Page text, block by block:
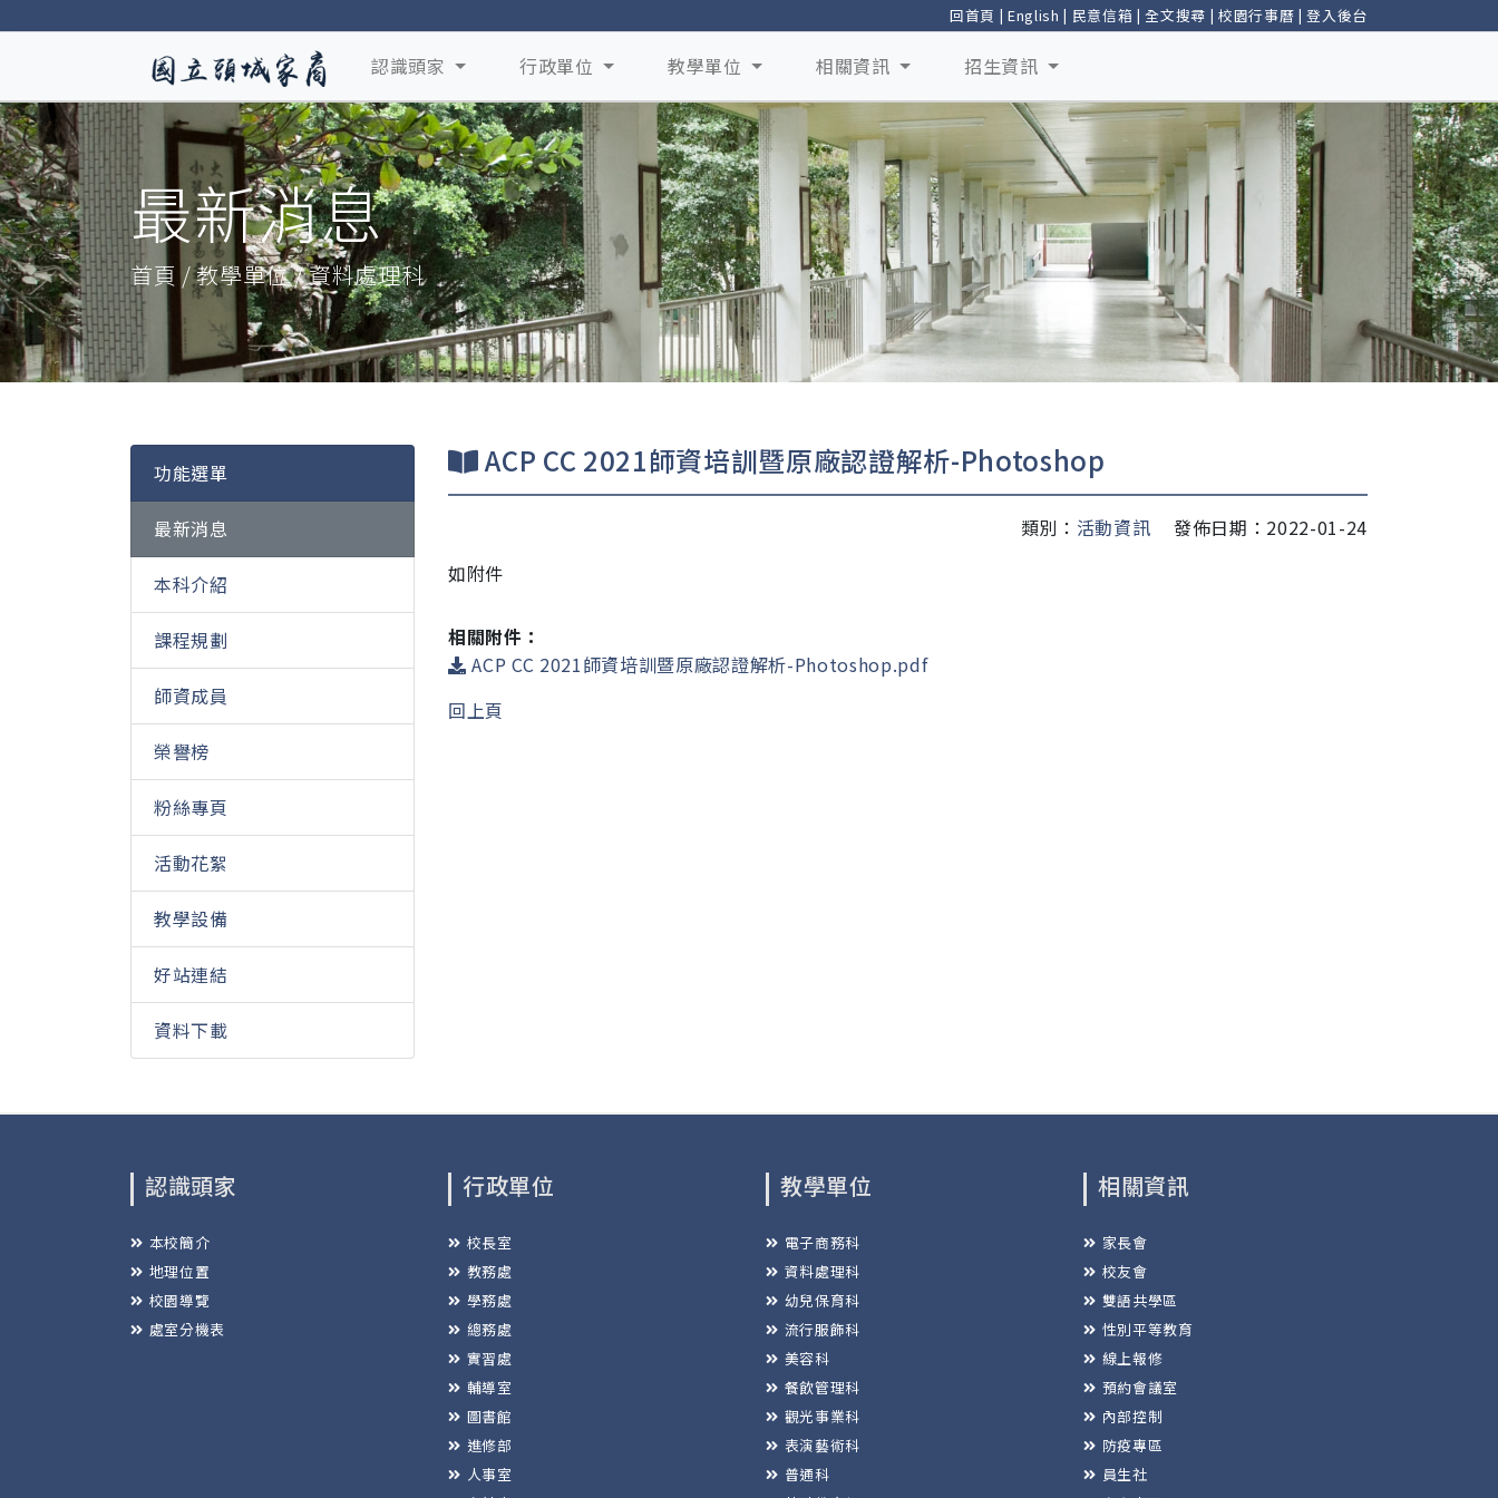
回首頁 | English | 民意信箱 |全文搜尋 | 校園行事曆 |登入後台
認識頭家 行政單位 教學單位 相關資訊 招生資訊
最新消息
首頁 / 教學單位 / 資料處理科
功能選單
最新消息
本科介紹
課程規劃
師資成員
榮譽榜
粉絲專頁
活動花絮
教學設備
好站連結
資料下載
ACP CC 2021師資培訓暨原廠認證解析-Photoshop
類別： 活動資訊
發佈日期：2022-01-24
如附件
相關附件：
ACP CC 2021師資培訓暨原廠認證解析-Photoshop.pdf
回上頁
認識頭家
本校簡介
地理位置
校園導覽
處室分機表
行政單位
校長室
教務處
學務處
總務處
實習處
輔導室
圖書館
進修部
人事室
教學單位
電子商務科
資料處理科
幼兒保育科
流行服飾科
美容科
餐飲管理科
觀光事業科
表演藝術科
普通科
相關資訊
家長會
校友會
雙語共學區
性別平等教育
線上報修
預約會議室
內部控制
防疫專區
員生社